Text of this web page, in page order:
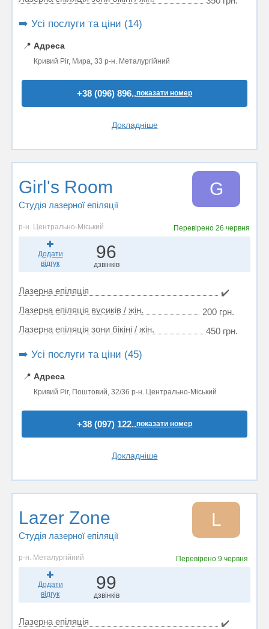
➡️ Усі послуги та ціни (14)
📍 Адреса
Кривий Ріг, Мира, 33 р-н. Металургійний
+38 (096) 896..показати номер
Докладніше
Girl's Room
Студія лазерної епіляції
G
р-н. Центрально-Міський Перевірено26 червня
Додати
відгук
96
дзвінків
Лазерна епіляція
✔️
Лазерна епіляція вусиків / жін.
200 грн.
Лазерна епіляція зони бікіні / жін.
450 грн.
➡️ Усі послуги та ціни (45)
📍 Адреса
Кривий Ріг, Поштовий, 32/36 р-н. Центрально-Міський
+38 (097) 122..показати номер
Докладніше
Lazer Zone
Студія лазерної епіляції
L
р-н. Металургійний Перевірено 9 червня
Додати
відгук
99
дзвінків
Лазерна епіляція
✔️